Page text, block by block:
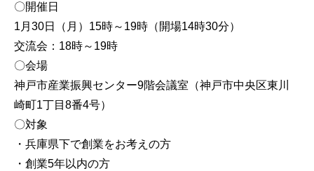
〇開催日
1月30日（月）15時～19時（開場14時30分）
交流会：18時～19時
〇会場
神戸市産業振興センター9階会議室（神戸市中央区東川
崎町1丁目8番4号）
〇対象
・兵庫県下で創業をお考えの方
・創業5年以内の方